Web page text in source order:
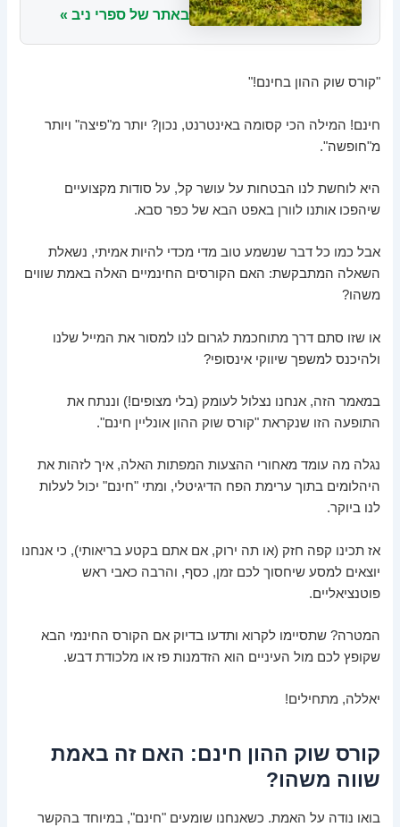
באתר של ספרי ניב »
"קורס שוק ההון בחינם!"
חינם! המילה הכי קסומה באינטרנט, נכון? יותר מ"פיצה" ויותר
מ"חופשה".
היא לוחשת לנו הבטחות על עושר קל, על סודות מקצועיים
שיהפכו אותנו לוורן באפט הבא של כפר סבא.
אבל כמו כל דבר שנשמע טוב מדי מכדי להיות אמיתי, נשאלת
השאלה המתבקשת: האם הקורסים החינמיים האלה באמת שווים
משהו?
או שזו סתם דרך מתוחכמת לגרום לנו למסור את המייל שלנו
ולהיכנס למשפך שיווקי אינסופי?
במאמר הזה, אנחנו נצלול לעומק (בלי מצופים!) וננתח את
התופעה הזו שנקראת "קורס שוק ההון אונליין חינם".
נגלה מה עומד מאחורי ההצעות המפתות האלה, איך לזהות את
היהלומים בתוך ערימת הפח הדיגיטלי, ומתי "חינם" יכול לעלות
לנו ביוקר.
אז תכינו קפה חזק (או תה ירוק, אם אתם בקטע בריאותי), כי אנחנו
יוצאים למסע שיחסוך לכם זמן, כסף, והרבה כאבי ראש
פוטנציאליים.
המטרה? שתסיימו לקרוא ותדעו בדיוק אם הקורס החינמי הבא
שקופץ לכם מול העיניים הוא הזדמנות פז או מלכודת דבש.
יאללה, מתחילים!
קורס שוק ההון חינם: האם זה באמת
שווה משהו?
בואו נודה על האמת. כשאנחנו שומעים "חינם", במיוחד בהקשר